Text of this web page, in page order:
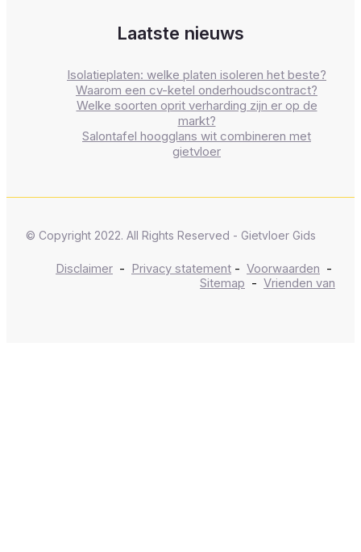
Laatste nieuws
Isolatieplaten: welke platen isoleren het beste?
Waarom een cv-ketel onderhoudscontract?
Welke soorten oprit verharding zijn er op de
markt?
Salontafel hoogglans wit combineren met
gietvloer
© Copyright 2022. All Rights Reserved - Gietvloer Gids
Disclaimer - Privacy statement - Voorwaarden -
Sitemap - Vrienden van